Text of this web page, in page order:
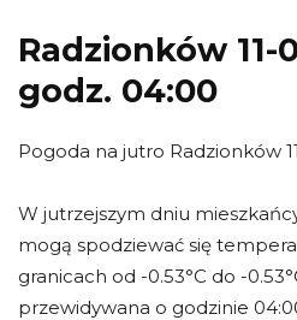
Radzionków 11-
godz. 04:00
Pogoda na jutro Radzionków
W jutrzejszym dniu
mogą spodziewać się
granicach od -0.53°C do -
przewidywana o godzinie